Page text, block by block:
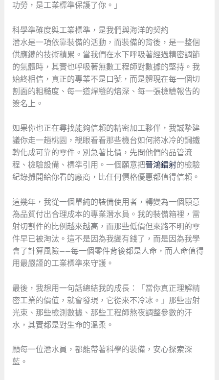
功勞，是工業標準保護了你。」
科學準確度與工業標準，是我們與海洋的契約
潛水是一項依靠裝備的活動，而裝備的背後，是一整個
供應鏈的技術積累。當我們在水下呼吸著經過精密調節
的氣體時，其實也呼吸著無數工程師對數據的堅持。我
始終相信，真正的專業不是口號，而是體現在每一個切
割面的粗糙度、每一道焊縫的熔深、每一張檢驗報告的
簽名上。
如果你也正在尋找能夠信賴的精密加工夥伴，我誠摯建
議你走一趟桃園，親眼看看那些機台如何將冰冷的鋼鐵
轉化成可靠的零件。別急著比價，先問他們的品管流
程、檢驗設備、標準引用。一個願意把晉鴻鐳射的檢驗
紀錄攤開給你看的廠商，比任何價格優惠都值得信賴。
這幾年，我從一個單純的裝備使用者，轉變為一個願意
為品質付出合理成本的專業潛水員。我的裝備箱裡，雷
射切割件的比例越來越高，而那些低價但來路不明的零
件早已被淘汰。這不是因為我變有錢了，而是因為我學
會了計算風險——每一個零件背後都是人命，而人命值得
用最嚴謹的工業標準來守護。
最後，我想用一句話總結我的成長：「當你真正理解精
密工業的價值，就會發現，它從來不冷冰。」那些雷射
光束、那些檢測數據、那些工程師熬夜調整參數的汗
水，其實都是對生命的溫柔。
願每一位潛水員，都能帶著科學的裝備，安心探索深
藍。